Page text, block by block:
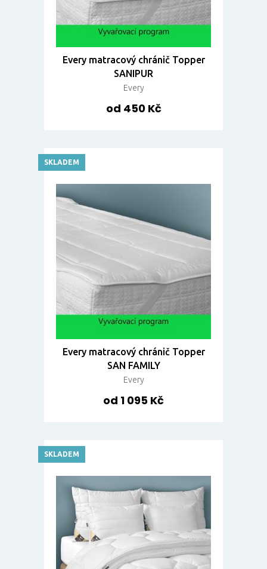
Every matracový chránič Topper
SANIPUR
Every
od 450 Kč
Every matracový chránič Topper
SAN FAMILY
Every
od 1 095 Kč
SKLADEM
SKLADEM